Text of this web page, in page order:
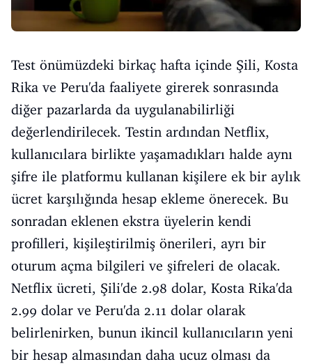
Test önümüzdeki birkaç hafta içinde Şili, Kosta
Rika ve Peru'da faaliyete girerek sonrasında
diğer pazarlarda da uygulanabilirliği
değerlendirilecek. Testin ardından Netflix,
kullanıcılara birlikte yaşamadıkları halde aynı
şifre ile platformu kullanan kişilere ek bir aylık
ücret karşılığında hesap ekleme önerecek. Bu
sonradan eklenen ekstra üyelerin kendi
profilleri, kişileştirilmiş önerileri, ayrı bir
oturum açma bilgileri ve şifreleri de olacak.
Netflix ücreti, Şili'de 2.98 dolar, Kosta Rika'da
2.99 dolar ve Peru'da 2.11 dolar olarak
belirlenirken, bunun ikincil kullanıcıların yeni
bir hesap almasından daha ucuz olması da